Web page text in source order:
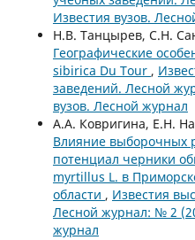
Известия вузов.
Н.В. Танцырев, С.Н.
Географические
sibirica Du Tour ,
заведений. Лесной
вузов. Лесной журнал
А.А. Ковригина, Е.Н.
Влияние выборочных
потенциал черники
myrtillus L. в
области , Известия
Лесной журнал: № 2
журнал